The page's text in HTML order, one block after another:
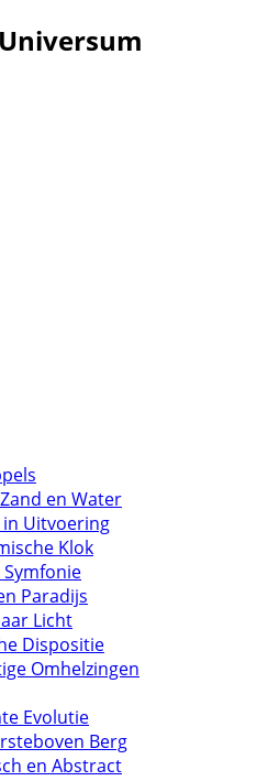
en Water
Uitvoering
Klok
Paradijs
Licht
Dispositie
Omhelzingen
Evolutie
Berg
en Abstract